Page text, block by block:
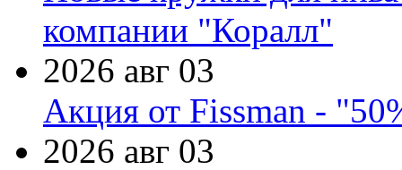
компании "Коралл"
2026 авг 03
Акция от Fissman -
2026 авг 03